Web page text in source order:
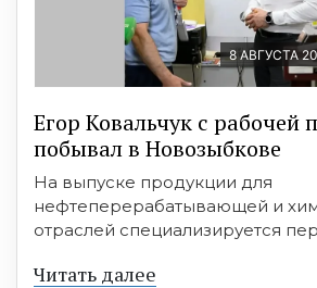
8 АВГУСТА
Егор Ковальчук с рабочей
побывал в Новозыбкове
На выпуске продукции для
нефтеперерабатывающей и
отраслей специализируется
Читать далее